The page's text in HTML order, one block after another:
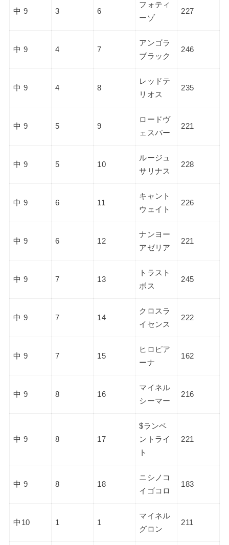
中 9 3 6
フォティ
ーゾ
227
中 9 4 7
アンゴラ
ブラック
246
中 9 4 8
レッドテ
リオス
235
中 9 5 9
ロードヴ
ェスパー
221
中 9 5 10
ルージュ
サリナス
228
中 9 6 11
キャント
ウェイト
226
中 9 6 12
ナンヨー
アゼリア
221
中 9 7 13
トラスト
ボス
245
中 9 7 14
クロスラ
イセンス
222
中 9 7 15
ヒロピア
ーナ
162
中 9 8 16
マイネル
シーマー
216
中 9 8 17
$ランベ
ントライ
ト
221
中 9 8 18
ニシノコ
イゴコロ
183
中10 1 1
マイネル
グロン
211